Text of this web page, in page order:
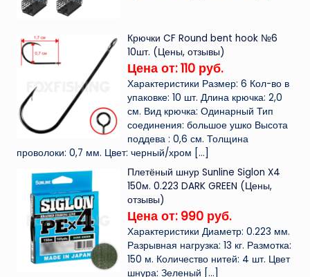
Крючки CF Round bent hook №6
10шт. (Цены, отзывы)
Цена от: 110 руб.
Характеристики Размер: 6 Кол-во в
упаковке: 10 шт. Длина крючка: 2,0
см. Вид крючка: Одинарный Тип
соединения: большое ушко Высота
поддева : 0,6 см. Толщина
проволоки: 0,7 мм. Цвет: черный/хром […]
Плетёный шнур Sunline Siglon X4
150м. 0.223 DARK GREEN (Цены,
отзывы)
Цена от: 990 руб.
Характеристики Диаметр: 0.223 мм.
Разрывная нагрузка: 13 кг. Размотка:
150 м. Количество нитей: 4 шт. Цвет
шнура: Зеленый […]